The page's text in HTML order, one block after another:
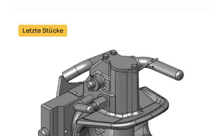
Letzte Stücke